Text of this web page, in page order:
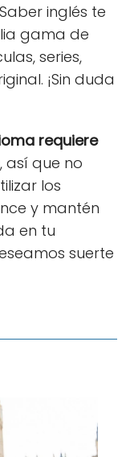
inglés te
gama de
series,
¡Sin duda
requiere
, así que no
los
y mantén
en tu
suerte